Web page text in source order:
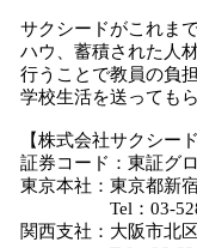
サクシードがこれま
ハウ、蓄積された人
行うことで教員の負
学校生活を送っても
【株式会社サクシー
証券コード：東証グ
東京本社：東京都新
Tel：03-5287-
関西支社：大阪市北